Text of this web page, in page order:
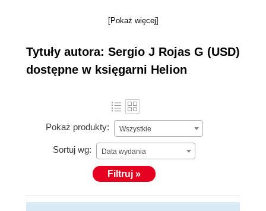
master's degree in computational finance from the
Technology. Sergio's teaching activities involve
lecturing undergraduate and graduate physics
courses at his home university, Universidad Simón
Carlo methods and another on computational
finance. His research interests include physics
education research, fluid flow in porous media, and
the application of the theory of complex systems
and statistical mechanics in financial engineering.
More recently, Sergio has been involved in machine
learning and its applications in science and
[Pokaż więcej]
Tytuły autora: Sergio J Rojas G (USD)
dostępne w księgarni Helion
Pokaż produkty: Wszystkie
Sortuj wg: Data wydania
Filtruj »